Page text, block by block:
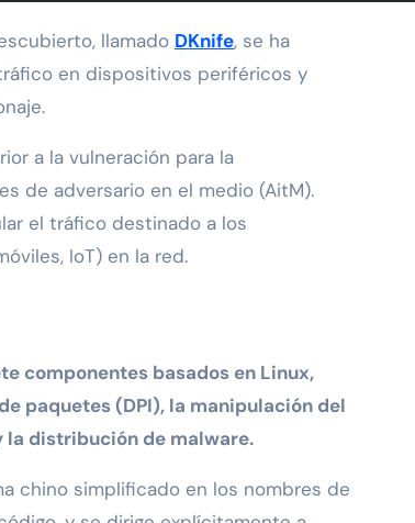
llamado DKnife, se ha
en dispositivos periféricos y
a la vulneración para la
de adversario en el medio (AitM).
el tráfico destinado a los
IoT) en la red.
componentes basados ​​en Linux,
paquetes (DPI), la manipulación del
distribución de malware.
chino simplificado en los nombres de